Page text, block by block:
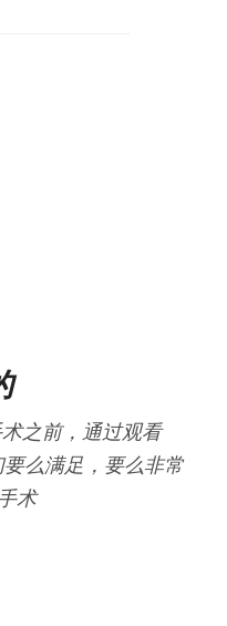
之前，通过观看
么满足，要么非常
术